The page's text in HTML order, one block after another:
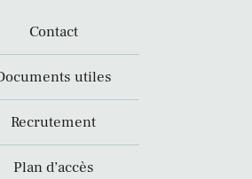
Contact
utiles
Recrutement
Plan d’accès